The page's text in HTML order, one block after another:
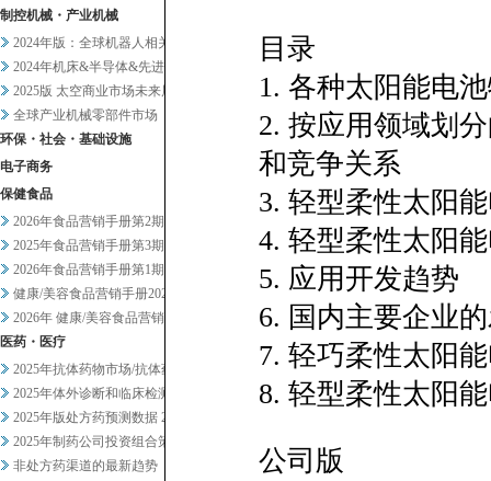
制控机械・产业机械
2024年版：全球机器人相关市...
2024年机床&半导体&先进设...
2025版 太空商业市场未来展...
全球产业机械零部件市场
环保・社会・基础设施
电子商务
保健食品
2026年食品营销手册第2期
2025年食品营销手册第3期
2026年食品营销手册第1期
健康/美容食品营销手册2025...
2026年 健康/美容食品营销...
医药・医疗
2025年抗体药物市场/抗体药...
2025年体外诊断和临床检测市...
2025年版处方药预测数据 2
2025年制药公司投资组合策略...
非处方药渠道的最新趋势
目录
1. 各种太阳能电
2. 按应用领域划
和竞争关系
3. 轻型柔性太阳
4. 轻型柔性太阳
5. 应用开发趋势
6. 国内主要企业
7. 轻巧柔性太阳
8. 轻型柔性太阳
公司版